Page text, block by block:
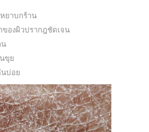
ยาบกร้าน
องผิวปรากฎชัดเจน
ขุย
บ่อย